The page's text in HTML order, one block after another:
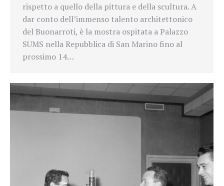
rispetto a quello della pittura e della scultura. A
dar conto dell’immenso talento architettonico
del Buonarroti, è la mostra ospitata a Palazzo
SUMS nella Repubblica di San Marino fino al
prossimo 14…